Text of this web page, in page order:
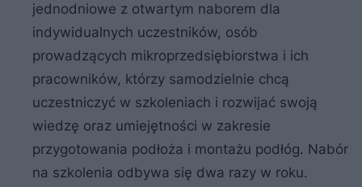
jednodniowe z otwartym naborem dla
indywidualnych uczestników, osób
prowadzących mikroprzedsiębiorstwa i ich
pracowników, którzy samodzielnie chcą
uczestniczyć w szkoleniach i rozwijać swoją
wiedzę oraz umiejętności w zakresie
przygotowania podłoża i montażu podłóg. Nabór
na szkolenia odbywa się dwa razy w roku.